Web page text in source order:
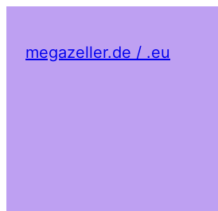
megazeller.de / .eu